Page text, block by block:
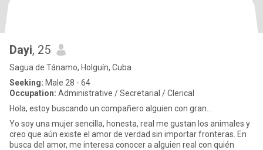
Dayi, 25
Sagua de Tánamo, Holguín, Cuba
Seeking: Male 28 - 64
Occupation: Administrative / Secretarial / Clerical
Hola, estoy buscando un compañero alguien con gran...
Yo soy una mujer sencilla, honesta, real me gustan los animales y
creo que aún existe el amor de verdad sin importar fronteras. En
busca del amor, me interesa conocer a alguien real con quién